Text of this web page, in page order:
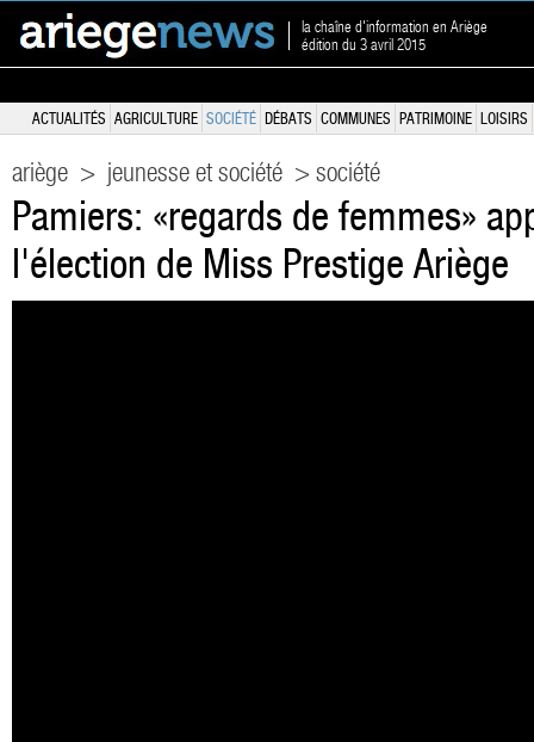
la chaîne d'information en Ariège
édition du 3 avril 2015
ACTUALITÉS AGRICULTURE SOCIÉTÉ DÉBATS COMMUNES PATRIMOINE LOISIRS
ariège > jeunesse et société > société
Pamiers: «regards de femmes»
l'élection de Miss Prestige Ariège